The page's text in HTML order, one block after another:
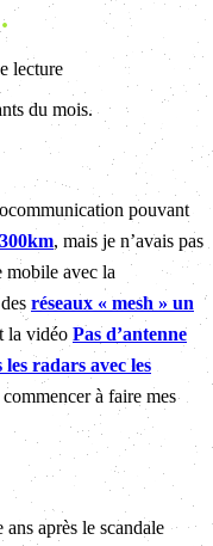
lecture
du mois.
pouvant
, mais je n’avais pas
mobile avec la
réseaux « mesh » un
la vidéo Pas d’antenne
radars avec les
à faire mes
ans après le scandale